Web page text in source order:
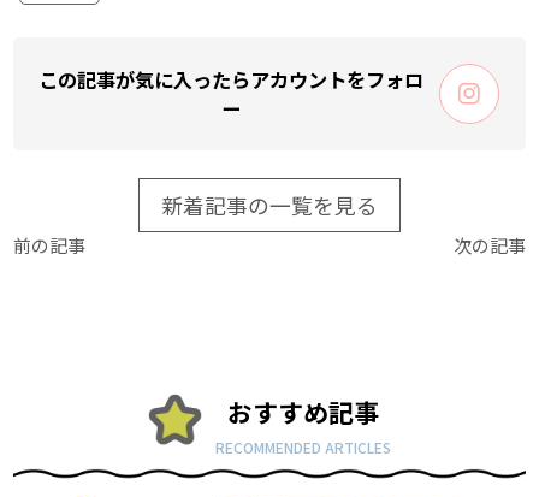
この記事が気に入ったらアカウントをフォロ
ー
新着記事の一覧を見る
前の記事 次の記事
おすすめ記事
RECOMMENDED ARTICLES